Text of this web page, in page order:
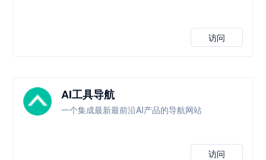
访问
AI工具导航
一个集成最新最前沿AI产品的导航网站
访问